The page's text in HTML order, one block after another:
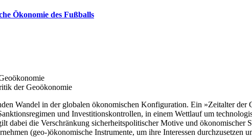
Ökonomie des Fußballs
Wandel in der globalen ökonomischen Konfiguration. Ein »Zeitalter
und Investitionskontrollen, in einem Wettlauf um
dabei die Verschränkung sicherheitspolitischer Motive und
(geo-)ökonomische Instrumente, um ihre Interessen durchzusetzen